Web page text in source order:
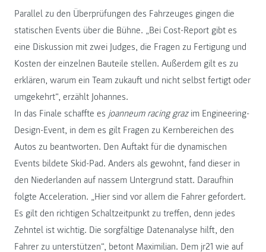
Parallel zu den Überprüfungen des Fahrzeuges gingen die
statischen Events über die Bühne. „Bei Cost-Report gibt es
eine Diskussion mit zwei Judges, die Fragen zu Fertigung und
Kosten der einzelnen Bauteile stellen. Außerdem gilt es zu
erklären, warum ein Team zukauft und nicht selbst fertigt oder
umgekehrt“, erzählt Johannes.
In das Finale schaffte es joanneum racing grazim Engineering-
Design-Event, in dem es gilt Fragen zu Kernbereichen des
Autos zu beantworten. Den Auftakt für die dynamischen
Events bildete Skid-Pad. Anders als gewohnt, fand dieser in
den Niederlanden auf nassem Untergrund statt. Daraufhin
folgte Acceleration. „Hier sind vor allem die Fahrer gefordert.
Es gilt den richtigen Schaltzeitpunkt zu treffen, denn jedes
Zehntel ist wichtig. Die sorgfältige Datenanalyse hilft, den
Fahrer zu unterstützen“, betont Maximilian. Dem jr21 wie auf